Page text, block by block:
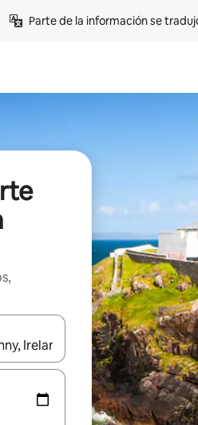
Parte de la información se
con las teclas de flecha